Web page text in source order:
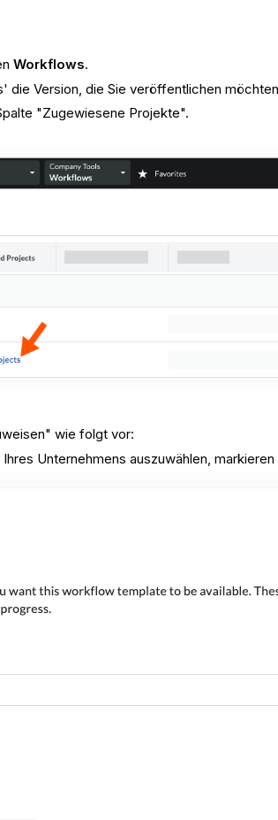
Workflows.
die Version, die Sie veröffentlichen
"Zugewiesene Projekte".
wie folgt vor:
Unternehmens auszuwählen,